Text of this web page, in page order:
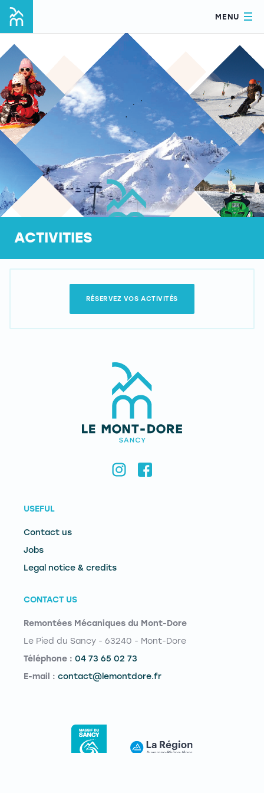
MENU
ACTIVITIES
RÉSERVEZ VOS ACTIVITÉS
USEFUL
Contact us
Jobs
Legal notice & credits
CONTACT US
Remontées Mécaniques du Mont-Dore
Le Pied du Sancy - 63240 - Mont-Dore
Téléphone : 04 73 65 02 73
E-mail : contact@lemontdore.fr